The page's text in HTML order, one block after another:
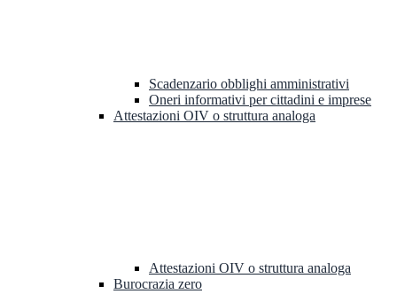
Scadenzario obblighi amministrativi
Oneri informativi per cittadini e imprese
Attestazioni OIV o struttura analoga
Attestazioni OIV o struttura analoga
Burocrazia zero